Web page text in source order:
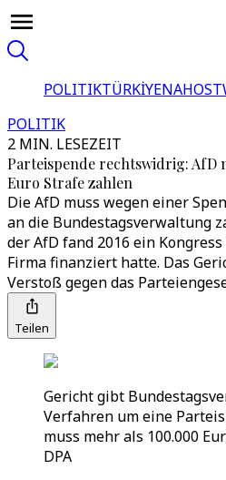
POLITIKTÜRKİYENAHOST
POLITIK
2 MIN. LESEZEIT
Parteispende rechtswidrig: AfD
Euro Strafe zahlen
Die AfD muss wegen einer
an die Bundestagsverwaltung
der AfD fand 2016 ein
Firma finanziert hatte. Das
Verstoß gegen das
Teilen
Gericht gibt
Verfahren um eine
muss mehr als 100.000
DPA